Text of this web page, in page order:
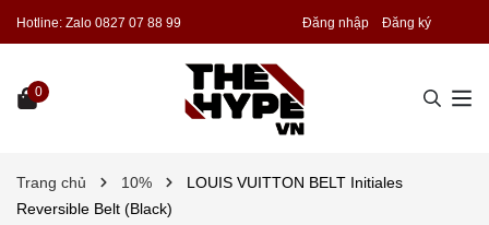
Hotline: Zalo 0827 07 88 99 Đăng nhập Đăng ký
0
Trang chủ 10%
LOUIS VUITTON BELT Initiales
Reversible Belt (Black)